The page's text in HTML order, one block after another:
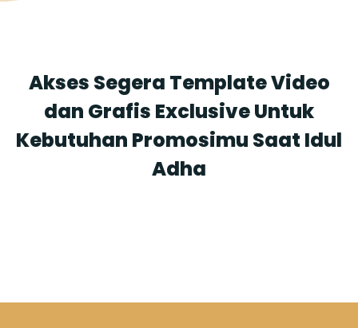
Akses Segera Template Video
dan Grafis Exclusive Untuk
Kebutuhan Promosimu Saat Idul
Adha